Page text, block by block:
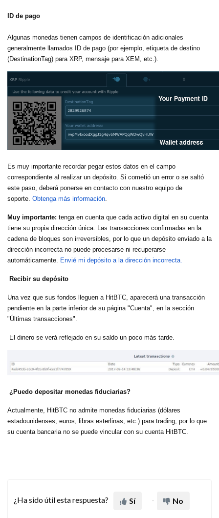
ID de pago
Algunas monedas tienen campos de identificación adicionales
generalmente llamados ID de pago (por ejemplo, etiqueta de destino
(DestinationTag) para XRP, mensaje para XEM, etc.).
Es muy importante recordar pegar estos datos en el campo
correspondiente al realizar un depósito. Si cometió un error o se saltó
este paso, deberá ponerse en contacto con nuestro equipo de
soporte. Obtenga más información.
Muy importante: tenga en cuenta que cada activo digital en su cuenta
tiene su propia dirección única. Las transacciones confirmadas en la
cadena de bloques son irreversibles, por lo que un depósito enviado a la
dirección incorrecta no puede procesarse ni recuperarse
automáticamente. Envié mi depósito a la dirección incorrecta.
Recibir su depósito
Una vez que sus fondos lleguen a HitBTC, aparecerá una transacción
pendiente en la parte inferior de su página "Cuenta", en la sección
"Últimas transacciones".
El dinero se verá reflejado en su saldo un poco más tarde.
¿Puedo depositar monedas fiduciarias?
Actualmente, HitBTC no admite monedas fiduciarias (dólares
estadounidenses, euros, libras esterlinas, etc.) para trading, por lo que
su cuenta bancaria no se puede vincular con su cuenta HitBTC.
¿Ha sido útil esta respuesta? Sí No